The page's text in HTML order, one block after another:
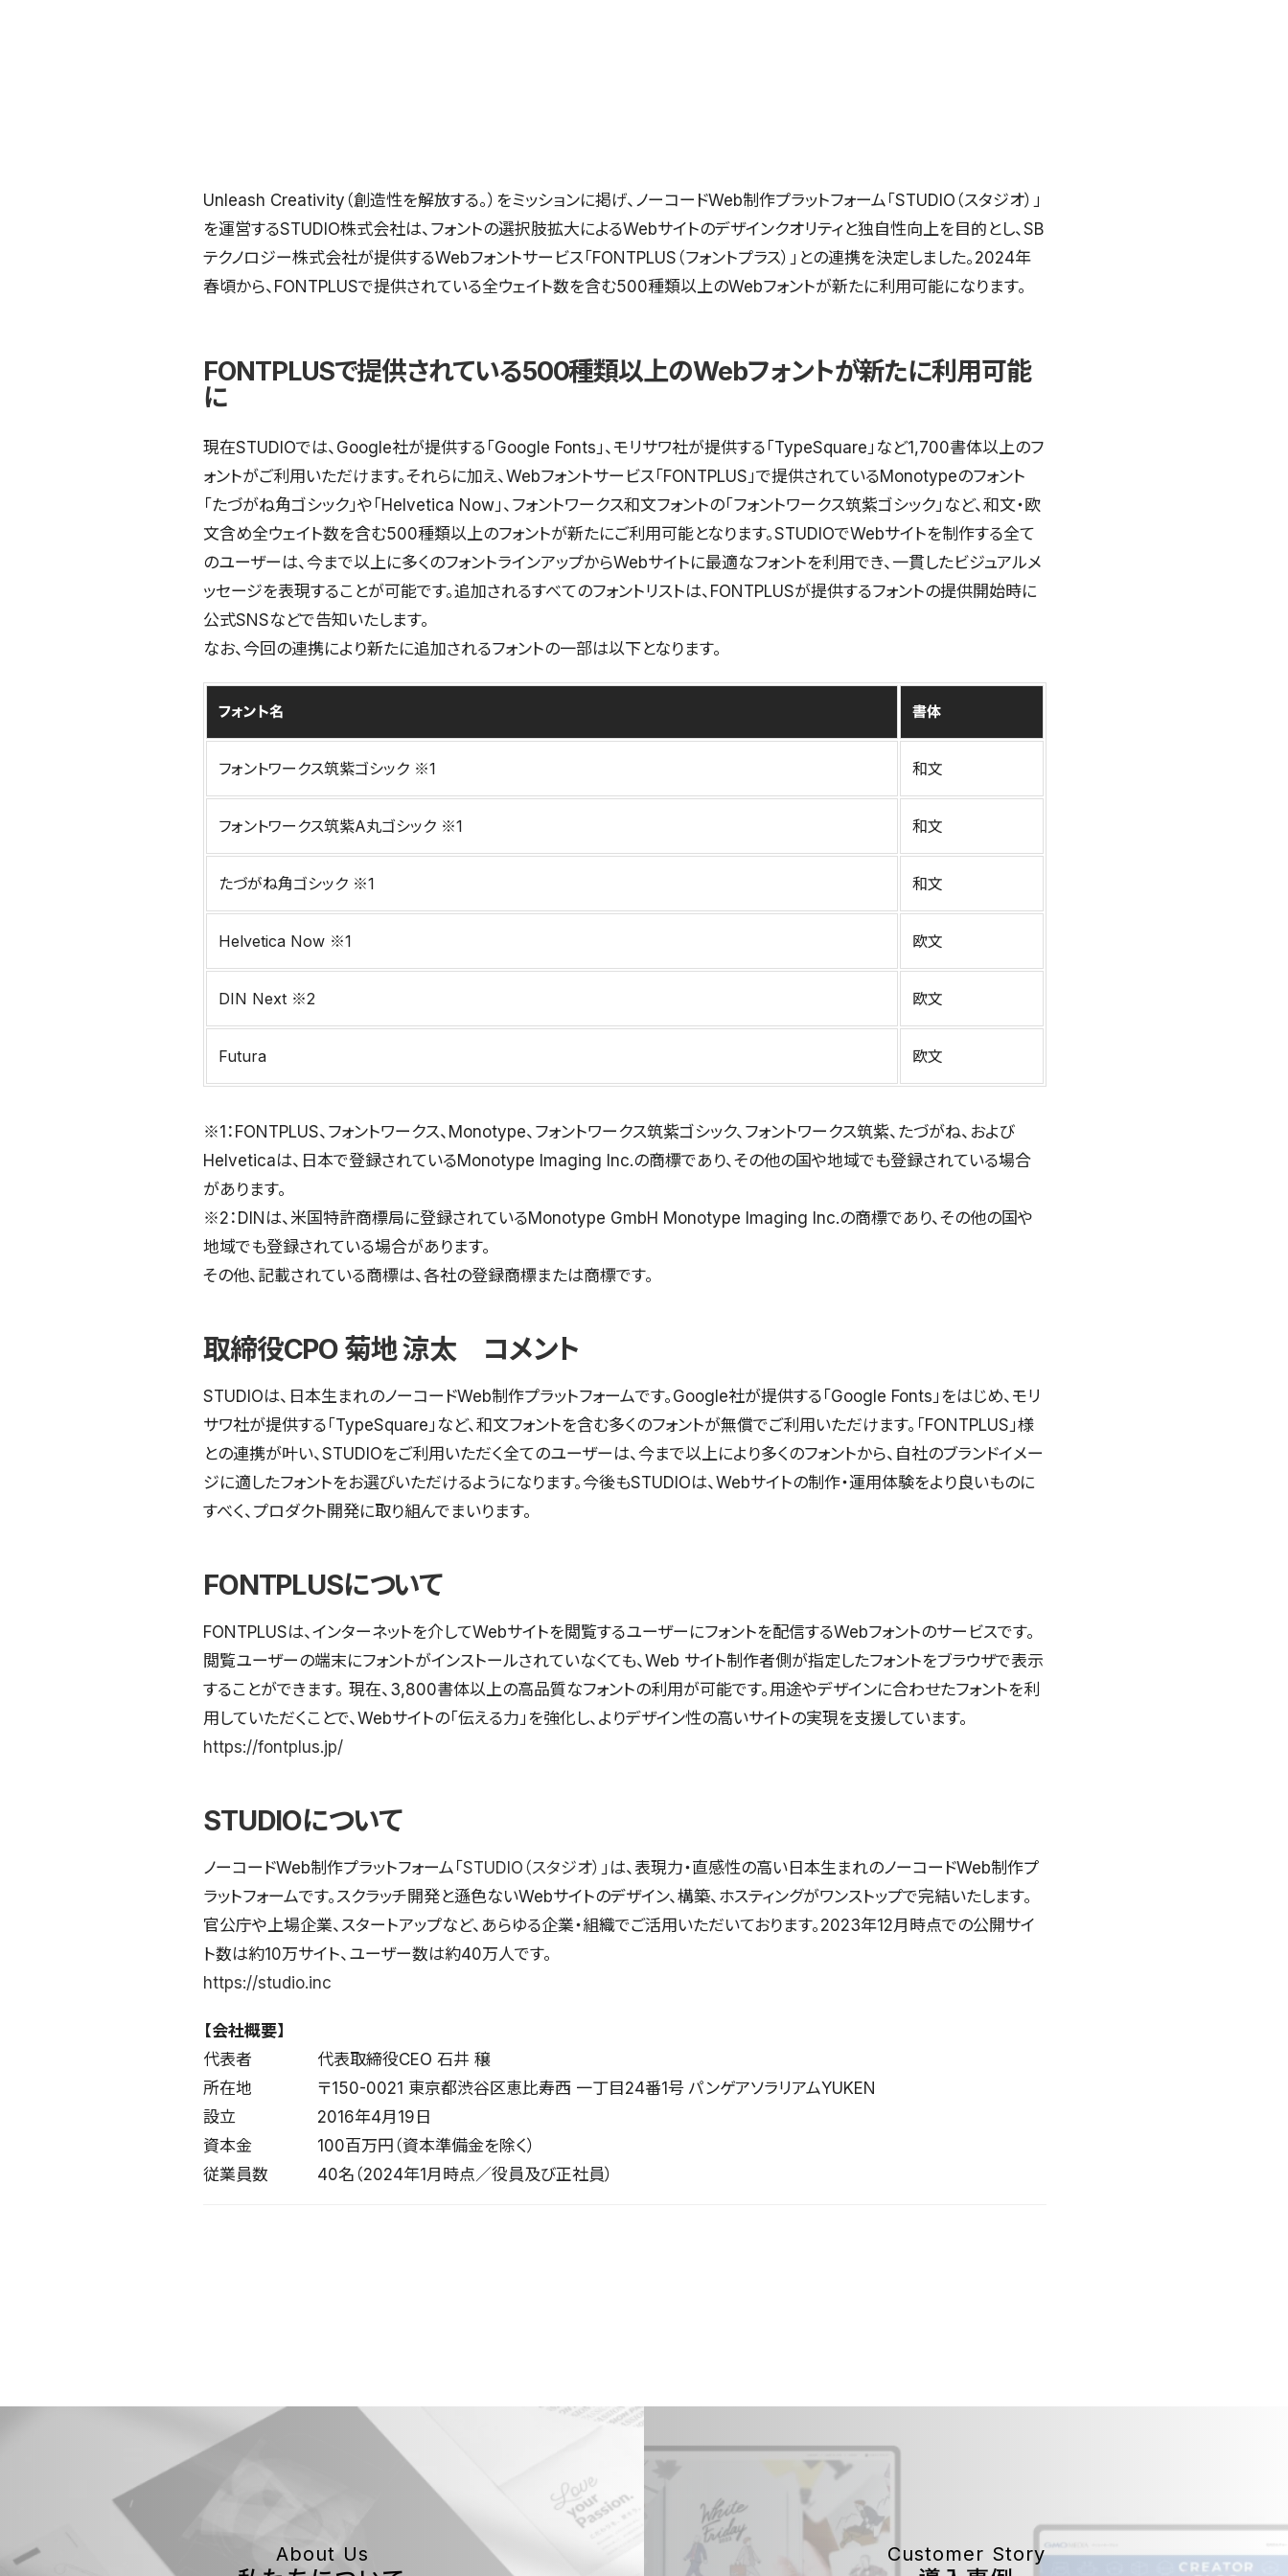
Unleash Creativity（創造性を解放する。）をミッションに掲げ、ノーコードWeb制作プラットフォーム「STUDIO（スタジオ）」
を運営するSTUDIO株式会社は、フォントの選択肢拡大によるWebサイトのデザインクオリティと独自性向上を目的とし、SB
テクノロジー株式会社が提供するWebフォントサービス「FONTPLUS（フォントプラス）」との連携を決定しました。2024年
春頃から、FONTPLUSで提供されている全ウェイト数を含む500種類以上のWebフォントが新たに利用可能になります。
FONTPLUSで提供されている500種類以上のWebフォントが新たに利用可能
に
現在STUDIOでは、Google社が提供する「Google Fonts」、モリサワ社が提供する「TypeSquare」など1,700書体以上のフ
ォントがご利用いただけます。それらに加え、Webフォントサービス「FONTPLUS」で提供されているMonotypeのフォント
「たづがね角ゴシック」や「Helvetica Now」、フォントワークス和文フォントの「フォントワークス筑紫ゴシック」など、和文・欧
文含め全ウェイト数を含む500種類以上のフォントが新たにご利用可能となります。STUDIOでWebサイトを制作する全て
のユーザーは、今まで以上に多くのフォントラインアップからWebサイトに最適なフォントを利用でき、一貫したビジュアルメ
ッセージを表現することが可能です。追加されるすべてのフォントリストは、FONTPLUSが提供するフォントの提供開始時に
公式SNSなどで告知いたします。
なお、今回の連携により新たに追加されるフォントの一部は以下となります。
フォント名 書体
フォントワークス筑紫ゴシック ※1 和文
フォントワークス筑紫A丸ゴシック ※1 和文
たづがね角ゴシック ※1 和文
Helvetica Now ※1 欧文
DIN Next ※2 欧文
Futura 欧文
※1：FONTPLUS、フォントワークス、Monotype、フォントワークス筑紫ゴシック、フォントワークス筑紫、たづがね、および
Helveticaは、日本で登録されているMonotype Imaging Inc.の商標であり、その他の国や地域でも登録されている場合
があります。
※2：DINは、米国特許商標局に登録されているMonotype GmbH Monotype Imaging Inc.の商標であり、その他の国や
地域でも登録されている場合があります。
その他、記載されている商標は、各社の登録商標または商標です。
取締役CPO 菊地 涼太 コメント
STUDIOは、日本生まれのノーコードWeb制作プラットフォームです。Google社が提供する「Google Fonts」をはじめ、モリ
サワ社が提供する「TypeSquare」など、和文フォントを含む多くのフォントが無償でご利用いただけます。「FONTPLUS」様
との連携が叶い、STUDIOをご利用いただく全てのユーザーは、今まで以上により多くのフォントから、自社のブランドイメー
ジに適したフォントをお選びいただけるようになります。今後もSTUDIOは、Webサイトの制作・運用体験をより良いものに
すべく、プロダクト開発に取り組んでまいります。
FONTPLUSについて
FONTPLUSは、インターネットを介してWebサイトを閲覧するユーザーにフォントを配信するWebフォントのサービスです。
閲覧ユーザーの端末にフォントがインストールされていなくても、Web サイト制作者側が指定したフォントをブラウザで表示
することができます。 現在、3,800書体以上の高品質なフォントの利用が可能です。用途やデザインに合わせたフォントを利
用していただくことで、Webサイトの「伝える力」を強化し、よりデザイン性の高いサイトの実現を支援しています。
https://fontplus.jp/
STUDIOについて
ノーコードWeb制作プラットフォーム「 STUDIO（スタジオ） 」は、表現力・直感性の高い日本生まれのノーコードWeb制作プ
ラットフォームです。スクラッチ開発と遜色ないWebサイトのデザイン、構築、ホスティングがワンストップで完結いたします。
官公庁や上場企業、スタートアップなど、あらゆる企業・組織でご活用いただいております。2023年12月時点での公開サイ
ト数は約10万サイト、ユーザー数は約40万人です。
https://studio.inc
【会社概要】
代表者 代表取締役CEO 石井 穣
所在地 〒150-0021 東京都渋谷区恵比寿西 一丁目24番1号 パンゲアソラリアムYUKEN
設立 2016年4月19日
資本金 100百万円（資本準備金を除く）
従業員数 40名（2024年1月時点／役員及び正社員）
About Us Customer Story